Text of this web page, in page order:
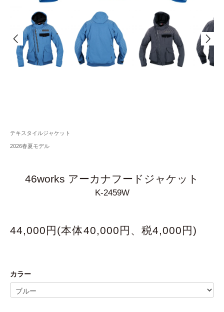
テキスタイルジャケット
2026春夏モデル
46works アーカナフードジャケット
K-2459W
44,000円(本体40,000円、税4,000円)
カラー